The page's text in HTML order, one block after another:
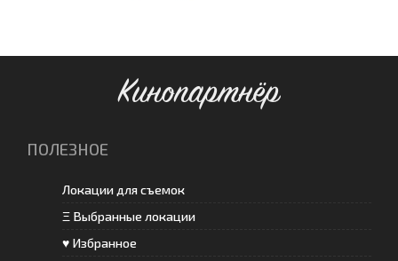
Кинопартнёр
ПОЛЕЗНОЕ
Локации для съемок
Ξ Выбранные локации
♥ Избранное